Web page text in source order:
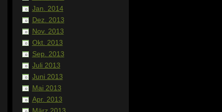
Jan. 2014
Dez. 2013
Nov. 2013
Okt. 2013
Sep. 2013
Juli 2013
Juni 2013
Mai 2013
Apr. 2013